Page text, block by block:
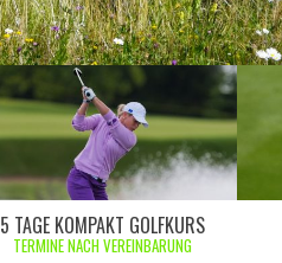
5 TAGE KOMPAKT GOLFKURS
TERMINE NACH VEREINBARUNG